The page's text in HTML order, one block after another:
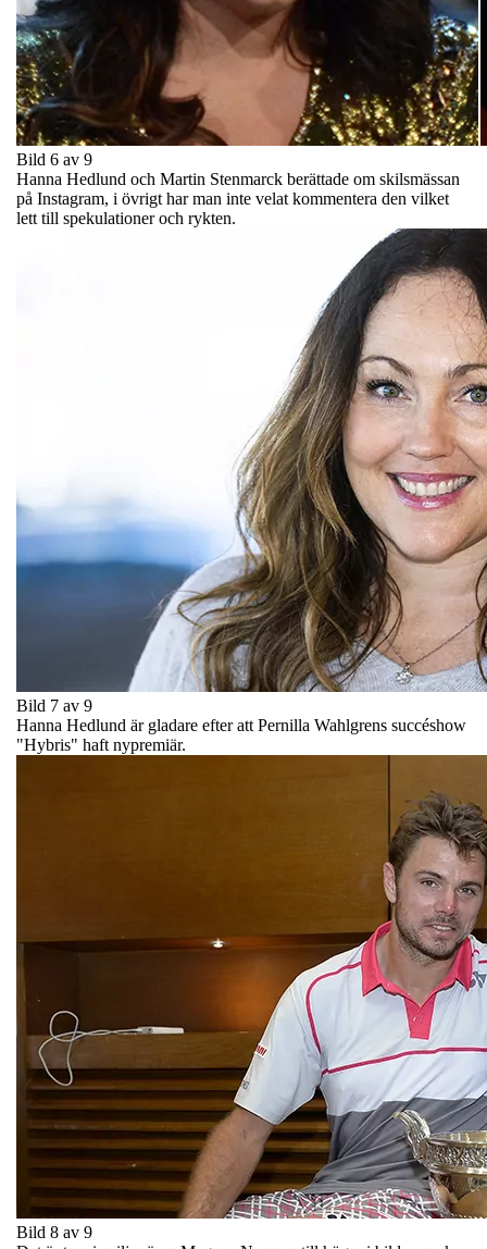
Bild 6 av 9
Hanna Hedlund och Martin Stenmarck berättade om skilsmässan
på Instagram, i övrigt har man inte velat kommentera den vilket
lett till spekulationer och rykten.
Bild 7 av 9
Hanna Hedlund är gladare efter att Pernilla Wahlgrens succéshow
"Hybris" haft nypremiär.
Bild 8 av 9